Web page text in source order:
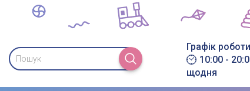
Графік
10:00 -
щодня